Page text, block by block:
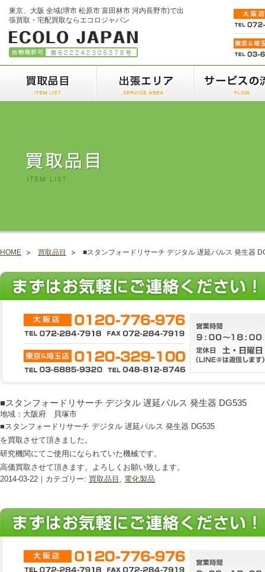
東京、大阪 全域(堺市 松原市 富田林市 河内長野市)で出
張買取・宅配買取ならエコロジャパン
HOME 買取品目 ■スタンフォードリサーチ デジタル 遅延パルス 発生器
■スタンフォードリサーチ デジタル 遅延パルス 発生器 DG535
地域：大阪府 貝塚市
■スタンフォードリサーチ デジタル 遅延パルス 発生器 DG535
を買取させて頂きました。
研究機関にてご使用になられていた機械です。
高価買取させて頂きます。よろしくお願い致します。
2014-03-22｜カテゴリー: 買取品目 , 電化製品